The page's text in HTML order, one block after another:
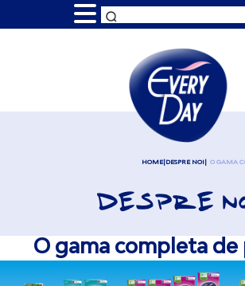
HOME DESPRE NOI O GAMA
DESPRE
O gama completa de